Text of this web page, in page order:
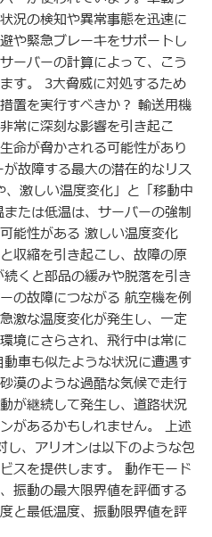
況の検知や異常事態を迅速に
や緊急ブレーキをサポートし
ーバーの計算によって、こう
す。 3大脅威に対処するため
置を実行すべきか？ 輸送用機
常に深刻な影響を引き起こ
命が脅かされる可能性があり
故障する最大の潜在的なリス
激しい温度変化」と「移動中
たは低温は、サーバーの強制
能性がある 激しい温度変化
収縮を引き起こし、故障の原
くと部品の緩みや脱落を引き
の故障につながる 航空機を例
激な温度変化が発生し、一定
境にさらされ、飛行中は常に
車も似たような状況に遭遇す
漠のような過酷な気候で走行
が継続して発生し、道路状況
があるかもしれません。 上述
し、アリオンは以下のような包
スを提供します。 動作モード
振動の最大限界値を評価する
と最低温度、振動限界値を評